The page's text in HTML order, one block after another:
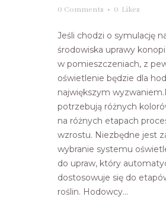
0 Comments
0 Likes
Jeśli chodzi o symulację
środowiska uprawy
w pomieszczeniach, z
oświetlenie będzie dla
największym
potrzebują różnych
na różnych etapach
wzrostu. Niezbędne jest
wybranie systemu
do upraw, który
dostosowuje się do
roślin. Hodowcy...